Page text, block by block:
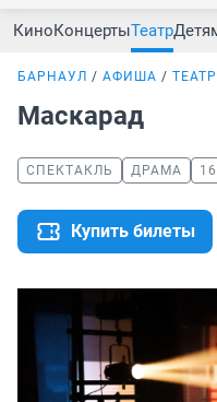
КиноКонцертыТеатр
БАРНАУЛ АФИША ТЕАТР
Маскарад
СПЕКТАКЛЬ ДРАМА
Купить билеты